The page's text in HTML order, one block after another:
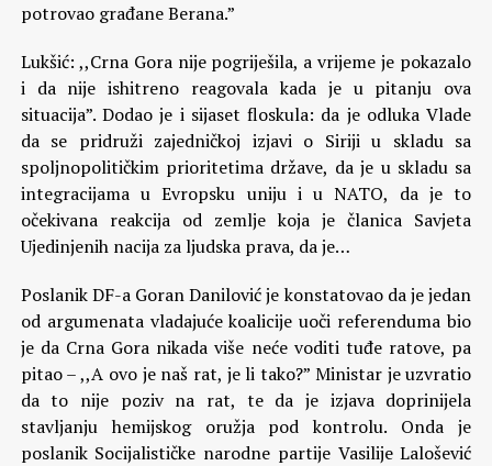
potrovao građane Berana.”
Lukšić: ,,Crna Gora nije pogriješila, a vrijeme je pokazalo
i da nije ishitreno reagovala kada je u pitanju ova
situacija”. Dodao je i sijaset floskula: da je odluka Vlade
da se pridruži zajedničkoj izjavi o Siriji u skladu sa
spoljnopolitičkim prioritetima države, da je u skladu sa
integracijama u Evropsku uniju i u NATO, da je to
očekivana reakcija od zemlje koja je članica Savjeta
Ujedinjenih nacija za ljudska prava, da je…
Poslanik DF-a Goran Danilović je konstatovao da je jedan
od argumenata vladajuće koalicije uoči referenduma bio
je da Crna Gora nikada više neće voditi tuđe ratove, pa
pitao – ,,A ovo je naš rat, je li tako?” Ministar je uzvratio
da to nije poziv na rat, te da je izjava doprinijela
stavljanju hemijskog oružja pod kontrolu. Onda je
poslanik Socijalističke narodne partije Vasilije Lalošević